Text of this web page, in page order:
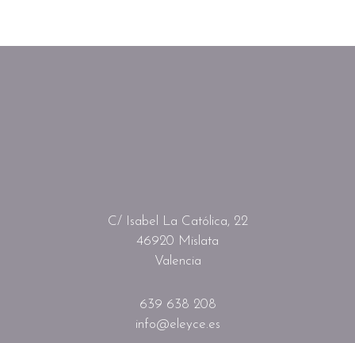
C/ Isabel La Católica, 22
46920 Mislata
Valencia
639 638 208
info@eleyce.es